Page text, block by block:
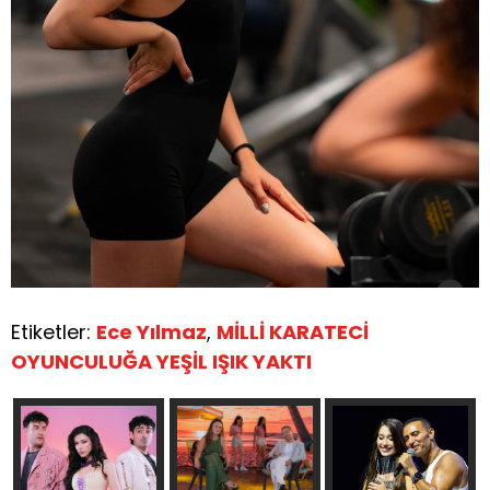
Etiketler: Ece Yılmaz, MİLLİ KARATECİ
OYUNCULUĞA YEŞİL IŞIK YAKTI